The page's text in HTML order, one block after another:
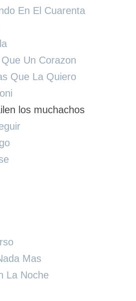
En El Cuarenta
Un Corazon
Que La Quiero
los muchachos
Mas
La Noche